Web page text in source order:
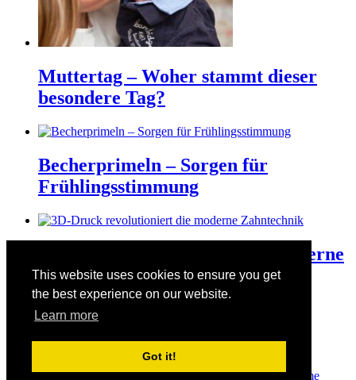
This website uses cookies to ensure you get
the best experience on our website.
Learn more
Got it!
Muttertag – Woher stammt dieser
besondere Tag?
Becherprimeln – Sorgen für
Frühlingsstimmung
3D-Druck revolutioniert die moderne
Zahntechnik
Der Valentinstag am 14. Februar
© Copyright 2026Manuelas bunte Welt· Designed byTheme